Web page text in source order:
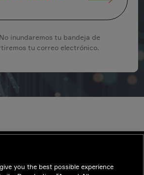
inundaremos tu bandeja de
tu correo electrónico.
you the best possible experience